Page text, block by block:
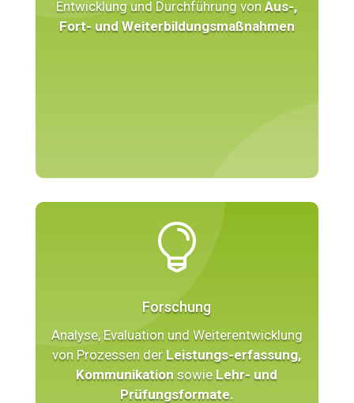
Entwicklung und Durchführung vonAus-,
Fort- und Weiterbildungsmaßnahmen

Forschung
Analyse, Evaluation und Weiterentwicklung
von Prozessen der Leistungs-erfassung,
Kommunikation sowie Lehr- und
Prüfungsformate.